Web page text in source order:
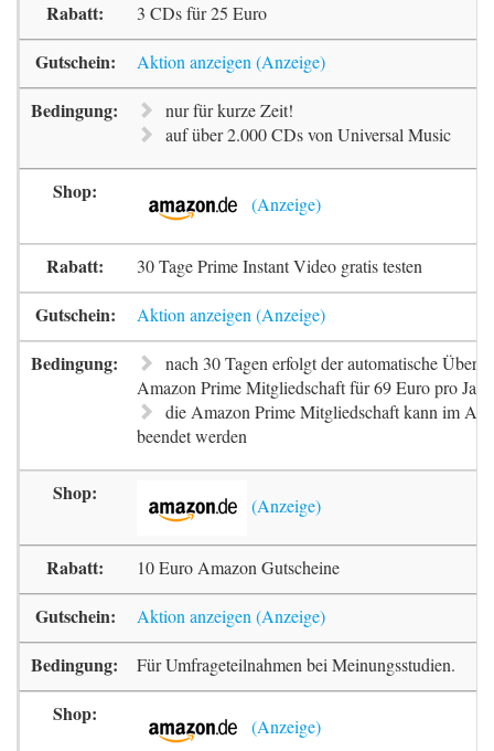
3 CDs für 25 Euro
Aktion anzeigen
nur für kurze Zeit!
auf über 2.000 CDs von Universal Music
30 Tage Prime Instant Video gratis testen
Aktion anzeigen
nach 30 Tagen erfolgt der automatische
Amazon Prime Mitgliedschaft für 69 Euro pro Jahr
die Amazon Prime Mitgliedschaft kann im
beendet werden
10 Euro Amazon Gutscheine
Aktion anzeigen
Für Umfrageteilnahmen bei Meinungsstudien.